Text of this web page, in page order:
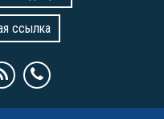
ссылка